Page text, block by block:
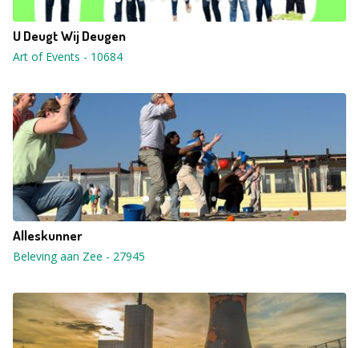
U Deugt Wij Deugen
Art of Events - 10684
Alleskunner
Beleving aan Zee - 27945